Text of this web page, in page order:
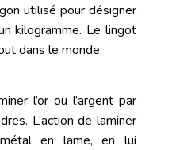
utilisé pour désigner
kilogramme. Le lingot
dans le monde.
l’or ou l’argentpar
L’action de laminer
en lame, en lui